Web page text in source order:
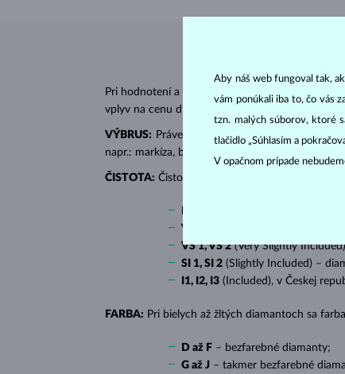
Pri hodnotení a certifikácii diamantov sa
vplyv na cenu diamantu.
VÝBRUS: Práve správny výbrus dodáva
napr.: markíza, bageta, srdiečko, slza, ovál či
ČISTOTA: Čistotu určuje množstvo, veľkosť a
VVS 1, VVS 2
VS 1, VS 2 (Very Slightly
SI 1, SI 2 (Slightly Included) –
I1, I2, I3 (Included), v Českej
FARBA: Pri bielych až žltých diamantoch sa
D až F – bezfarebné diamanty;
G až J – takmer bezfarebné
Aby náš web fungoval tak,
vám ponúkali iba to, čo vás
tzn. malých súborov, ktoré
tlačidlo „Súhlasím a
V opačnom prípade